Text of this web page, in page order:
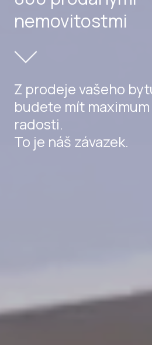
nemovitostmi
Z prodeje vašeho
budete mít
radosti.
To je náš závazek.